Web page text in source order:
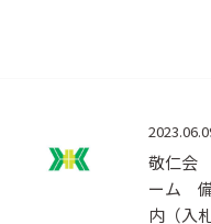
敬仁会
ーム
内（入